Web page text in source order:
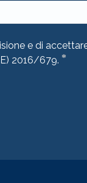
e di
2016/679. *